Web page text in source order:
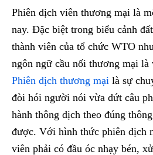
Phiên dịch viên thương mại là
nay. Đặc biệt trong biểu cảnh
thành viên của tổ chức WTO
ngôn ngữ cầu nối thương mại là
Phiên dịch thương mại là sự
đòi hói người nói vừa dứt câu
hành thông dịch theo đúng
được. Với hình thức phiên dịch
viên phải có đầu óc nhạy bén,